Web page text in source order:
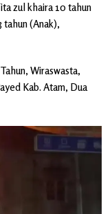
zul khaira 10 tahun
tahun (Anak),
Wiraswasta,
Kab. Atam, Dua